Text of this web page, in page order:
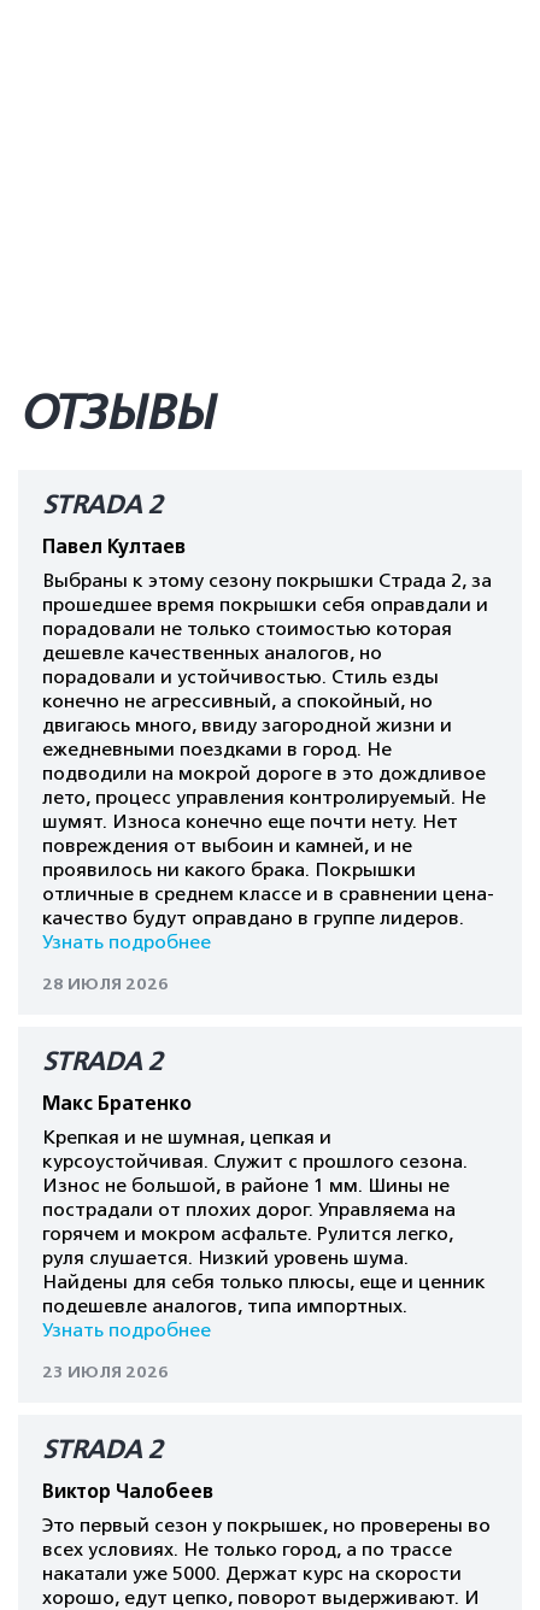
ОТЗЫВЫ
STRADA 2
Павел Култаев
Выбраны к этому сезону покрышки Страда 2, за
прошедшее время покрышки себя оправдали и
порадовали не только стоимостью которая
дешевле качественных аналогов, но
порадовали и устойчивостью. Стиль езды
конечно не агрессивный, а спокойный, но
двигаюсь много, ввиду загородной жизни и
ежедневными поездками в город. Не
подводили на мокрой дороге в это дождливое
лето, процесс управления контролируемый. Не
шумят. Износа конечно еще почти нету. Нет
повреждения от выбоин и камней, и не
проявилось ни какого брака. Покрышки
отличные в среднем классе и в сравнении цена-
качество будут оправдано в группе лидеров.
Узнать подробнее
28 ИЮЛЯ 2026
STRADA 2
Макс Братенко
Крепкая и не шумная, цепкая и
курсоустойчивая. Служит с прошлого сезона.
Износ не большой, в районе 1 мм. Шины не
пострадали от плохих дорог. Управляема на
горячем и мокром асфальте. Рулится легко,
руля слушается. Низкий уровень шума.
Найдены для себя только плюсы, еще и ценник
подешевле аналогов, типа импортных.
Узнать подробнее
23 ИЮЛЯ 2026
STRADA 2
Виктор Чалобеев
Это первый сезон у покрышек, но проверены во
всех условиях. Не только город, а по трассе
накатали уже 5000. Держат курс на скорости
хорошо, едут цепко, поворот выдерживают. И